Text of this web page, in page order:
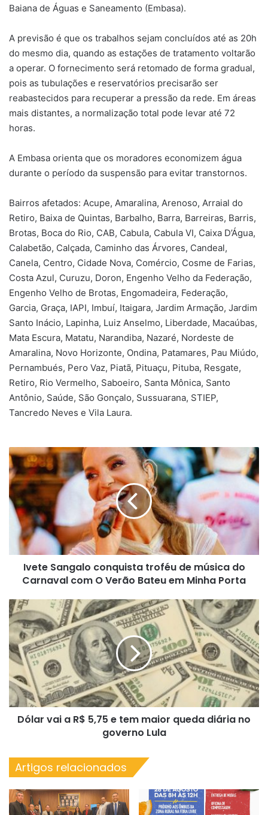
Baiana de Águas e Saneamento (Embasa).
A previsão é que os trabalhos sejam concluídos até as 20h
do mesmo dia, quando as estações de tratamento voltarão
a operar. O fornecimento será retomado de forma gradual,
pois as tubulações e reservatórios precisarão ser
reabastecidos para recuperar a pressão da rede. Em áreas
mais distantes, a normalização total pode levar até 72
horas.
A Embasa orienta que os moradores economizem água
durante o período da suspensão para evitar transtornos.
Bairros afetados: Acupe, Amaralina, Arenoso, Arraial do
Retiro, Baixa de Quintas, Barbalho, Barra, Barreiras, Barris,
Brotas, Boca do Rio, CAB, Cabula, Cabula VI, Caixa D’Água,
Calabetão, Calçada, Caminho das Árvores, Candeal,
Canela, Centro, Cidade Nova, Comércio, Cosme de Farias,
Costa Azul, Curuzu, Doron, Engenho Velho da Federação,
Engenho Velho de Brotas, Engomadeira, Federação,
Garcia, Graça, IAPI, Imbuí, Itaigara, Jardim Armação, Jardim
Santo Inácio, Lapinha, Luiz Anselmo, Liberdade, Macaúbas,
Mata Escura, Matatu, Narandiba, Nazaré, Nordeste de
Amaralina, Novo Horizonte, Ondina, Patamares, Pau Miúdo,
Pernambués, Pero Vaz, Piatã, Pituaçu, Pituba, Resgate,
Retiro, Rio Vermelho, Saboeiro, Santa Mônica, Santo
Antônio, Saúde, São Gonçalo, Sussuarana, STIEP,
Tancredo Neves e Vila Laura.
Ivete
Sangalo
conquista
troféu
de
música
Carnaval
com
Verão
em
Minha
Porta
Ivete Sangalo conquista troféu de música do
Carnaval com O Verão Bateu em Minha Porta
Dólar
vai
a
R$
5,75
tem
maior
queda
diária
Lula
Dólar vai a R$ 5,75 e tem maior queda diária no
governo Lula
Artigos relacionados